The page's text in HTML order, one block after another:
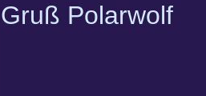
Gruß Polarwolf